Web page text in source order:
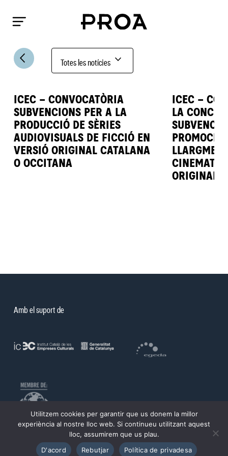
arrow_back_ios Totes les notícies expand_more
ICEC – CONVOCATÒRIA
SUBVENCIONS PER A LA
PRODUCCIÓ DE SÈRIES
AUDIOVISUALS DE FICCIÓ EN
VERSIÓ ORIGINAL CATALANA
O OCCITANA
ICEC –
LA
PROMOCIÓ
ORIGINAL
Amb el suport de
©PROA 2026.
Utilitzem cookies per garantir que us donem la millor
experiència al nostre lloc web. Si continueu utilitzant aquest
lloc, assumirem que us plau.
D'acord
Rebutjar Política de privadesa